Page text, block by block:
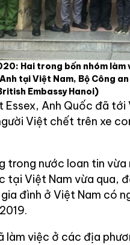
Hai trong bốn nhóm làm
tại Việt Nam, Bộ Công
Embassy Hanoi)
Essex, Anh Quốc đã
Việt chết trên xe
trong nước loan tin
tại Việt Nam vừa qua,
đình ở Việt Nam có
làm việc ở các địa